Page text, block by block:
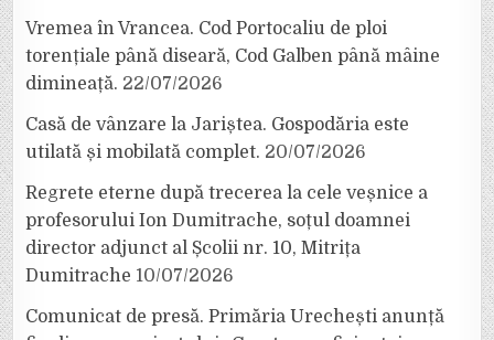
Vremea în Vrancea. Cod Portocaliu de ploi
torențiale până diseară, Cod Galben până mâine
dimineață. 22/07/2026
Casă de vânzare la Jariștea. Gospodăria este
utilată și mobilată complet. 20/07/2026
Regrete eterne după trecerea la cele veșnice a
profesorului Ion Dumitrache, soțul doamnei
director adjunct al Școlii nr. 10, Mitrița
Dumitrache 10/07/2026
Comunicat de presă. Primăria Urechești anunță